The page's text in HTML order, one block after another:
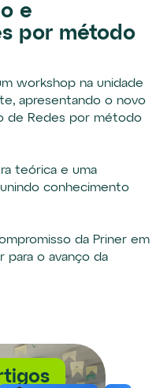
e
por método
workshop na unidade
apresentando o novo
de Redes por método
teórica e uma
conhecimento
da Priner em
para o avanço da